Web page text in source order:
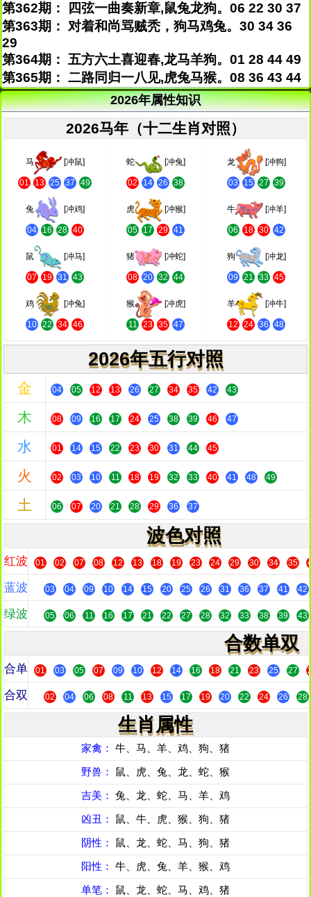
第362期： 四弦一曲奏新章,鼠兔龙狗。06 22 30 37
第363期： 对着和尚骂贼秃，狗马鸡兔。30 34 36
29
第364期： 五方六土喜迎春,龙马羊狗。01 28 44 49
第365期： 二路同归一八见,虎兔马猴。08 36 43 44
2026年属性知识
2026马年（十二生肖对照）
马 [冲鼠]
01 13 25 37 49
蛇 [冲兔]
02 14 26 38
龙 [冲狗]
03 15 27 39
兔 [冲鸡]
04 16 28 40
虎 [冲猴]
05 17 29 41
牛 [冲羊]
06 18 30 42
鼠 [冲马]
07 19 31 43
猪 [冲蛇]
08 20 32 44
狗 [冲龙]
09 21 33 45
鸡 [冲兔]
10 22 34 46
猴 [冲虎]
11 23 35 47
羊 [冲牛]
12 24 36 48
2026年五行对照
金 04 05 12 13 26 27 34 35 42 43
木 08 09 16 17 24 25 38 39 46 47
水 01 14 15 22 23 30 31 44 45
火 02 03 10 11 18 19 32 33 40 41 48 49
土 06 07 20 21 28 29 36 37
波色对照
红波 01 02 07 08 12 13 18 19 23 24 29 30 34 35
蓝波 03 04 09 10 14 15 20 25 26 31 36 37 41 42
绿波 05 06 11 16 17 21 22 27 28 32 33 38 39 43
合数单双
合单 01 03 05 07 09 10 12 14 16 18 21 23 25 27
合双 02 04 06 08 11 13 15 17 19 20 22 24 26 28
生肖属性
家禽： 牛、马、羊、鸡、狗、猪
野兽： 鼠、虎、兔、龙、蛇、猴
吉美： 兔、龙、蛇、马、羊、鸡
凶丑： 鼠、牛、虎、猴、狗、猪
阴性： 鼠、龙、蛇、马、狗、猪
阳性： 牛、虎、兔、羊、猴、鸡
单笔： 鼠、龙、蛇、马、鸡、猪